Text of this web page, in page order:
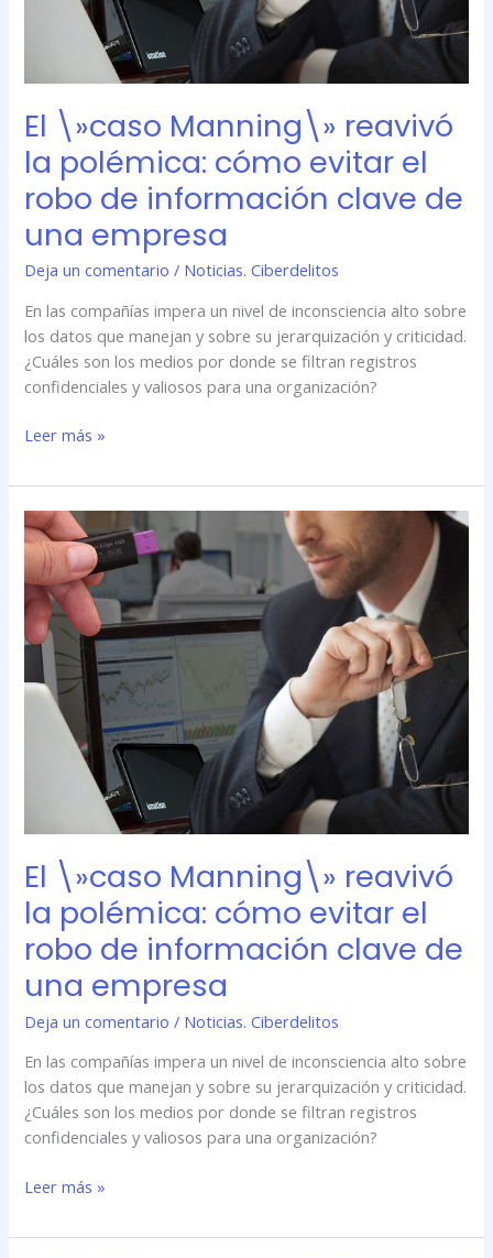
El \»caso Manning\» reavivó
la polémica: cómo evitar el
robo de información clave de
una empresa
Deja un comentario / Noticias. Ciberdelitos
En las compañías impera un nivel de inconsciencia alto sobre
los datos que manejan y sobre su jerarquización y criticidad.
¿Cuáles son los medios por donde se filtran registros
confidenciales y valiosos para una organización?
información
una
empresa
Leer más »
El \»caso Manning\» reavivó
la polémica: cómo evitar el
robo de información clave de
una empresa
Deja un comentario / Noticias. Ciberdelitos
En las compañías impera un nivel de inconsciencia alto sobre
los datos que manejan y sobre su jerarquización y criticidad.
¿Cuáles son los medios por donde se filtran registros
confidenciales y valiosos para una organización?
El
\»caso
Manning\»
reavivó
la
polémica:
cómo
evitar
información
una
empresa
Leer más »